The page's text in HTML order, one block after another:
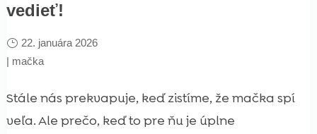
vedieť!
22. januára 2026
| mačka
Stále nás prekvapuje, keď zistíme, že mačka spí
veľa. Ale prečo, keď to pre ňu je úplne